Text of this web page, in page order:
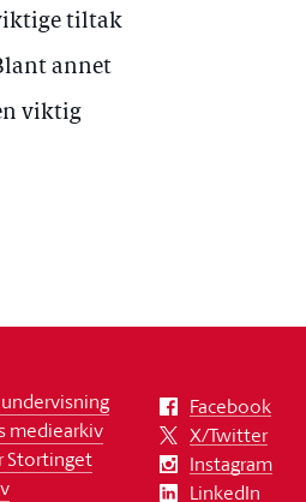
tiltak
annet
viktig
mediearkiv
Stortinget
Facebook
X/Twitter
Instagram
LinkedIn